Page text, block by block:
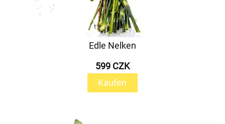
Edle Nelken
599 CZK
Kaufen